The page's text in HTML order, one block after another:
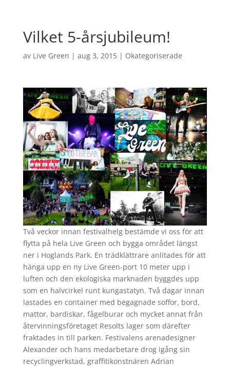
Vilket 5-årsjubileum!
av Live Green | aug 3, 2015| Okategoriserade
Två veckor innan festivalhelg bestämde vi oss för att
flytta på hela Live Green och bygga området längst
ner i Hoglands Park. En trädklättrare anlitades för att
hänga upp en ny Live Green-port 10 meter upp i
luften och den ekologiska marknaden byggdes upp
som en halvcirkel runt kungastatyn. Två dagar innan
lastades en container med begagnade soffor, bord,
mattor, bardiskar, fågelburar och mycket annat från
återvinningsföretaget Resolts lager som därefter
fraktades in till parken. Festivalens arenadesigner
Alexander och hans medarbetare drog igång sin
recyclingverkstad, graffitikonstnären Adrian